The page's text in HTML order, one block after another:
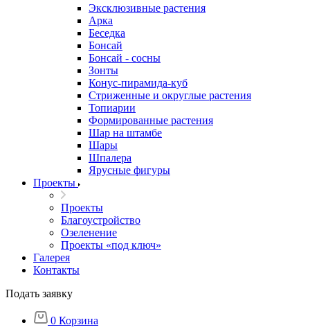
Эксклюзивные растения
Арка
Беседка
Бонсай
Бонсай - сосны
Зонты
Конус-пирамида-куб
Стриженные и округлые растения
Топиарии
Формированные растения
Шар на штамбе
Шары
Шпалера
Ярусные фигуры
Проекты
Проекты
Благоустройство
Озеленение
Проекты «под ключ»
Галерея
Контакты
Подать заявку
0 Корзина